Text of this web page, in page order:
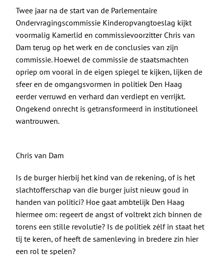
Raadgevers
Actueel
Contact
Twee jaar na de start van de Parlementaire
Ondervragingscommissie Kinderopvangtoeslag kijkt
voormalig Kamerlid en commissievoorzitter Chris van
Dam terug op het werk en de conclusies van zijn
commissie. Hoewel de commissie de staatsmachten
opriep om vooral in de eigen spiegel te kijken, lijken de
sfeer en de omgangsvormen in politiek Den Haag
eerder verruwd en verhard dan verdiept en verrijkt.
Ongekend onrecht is getransformeerd in institutioneel
wantrouwen.
Chris van Dam
Is de burger hierbij het kind van de rekening, of is het
slachtofferschap van die burger juist nieuw goud in
handen van politici? Hoe gaat ambtelijk Den Haag
hiermee om: regeert de angst of voltrekt zich binnen de
torens een stille revolutie? Is de politiek zélf in staat het
tij te keren, of heeft de samenleving in bredere zin hier
een rol te spelen?